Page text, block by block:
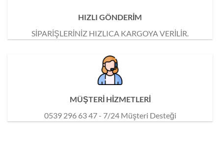
HIZLI GÖNDERİM
SİPARİŞLERİNİZ HIZLICA KARGOYA VERİLİR.
MÜŞTERİ HİZMETLERİ
0539 296 63 47 - 7/24 Müşteri Desteği